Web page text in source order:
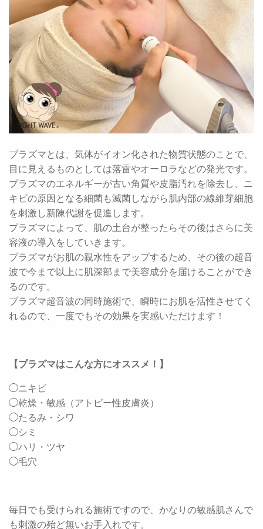
プラズマとは、気体がイオン化された物質状態のことで、
目に見えるものとしては落雷やオーロラなどの発光です。
プラズマのエネルギーが古い角質や皮脂汚れを除去し、ニ
キビの原因となる細菌も滅菌しながら肌内部の線維芽細胞
を刺激し新陳代謝を促進します。
プラズマによって、肌の土台が整ったらその後はさらに美
容液の導入をしていきます。
プラズマがお肌の親水性をアップするため、その後の超音
波で今まで以上に肌深部まで美容成分を届けることができ
るのです。
プラズマ超音波の同時施術で、瞬時にお肌を活性させてく
れるので、一度でもその効果を実感いただけます！
【プラズマはこんな方にオススメ！】
◯ニキビ
◯乾燥・敏感（アトピー性皮膚炎）
◯たるみ・シワ
◯シミ
◯ハリ・ツヤ
◯毛穴
毎日でも受けられる施術ですので、かなりの敏感肌さんで
も刺激の殆ど無いお手入れです。